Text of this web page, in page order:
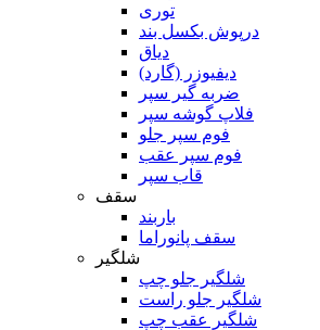
توری
درپوش بکسل بند
دیاق
دیفیوزر (گارد)
ضربه گیر سپر
فلاپ گوشه سپر
فوم سپر جلو
فوم سپر عقب
قاب سپر
سقف
باربند
سقف پانوراما
شلگیر
شلگیر جلو چپ
شلگیر جلو راست
شلگیر عقب چپ